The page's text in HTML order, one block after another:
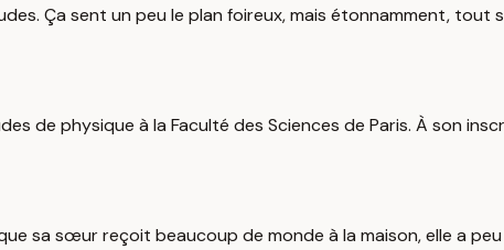
Ça sent un peu le plan foireux, mais étonnamment, tout
de physique à la Faculté des Sciences de Paris. À son
sa sœur reçoit beaucoup de monde à la maison, elle a